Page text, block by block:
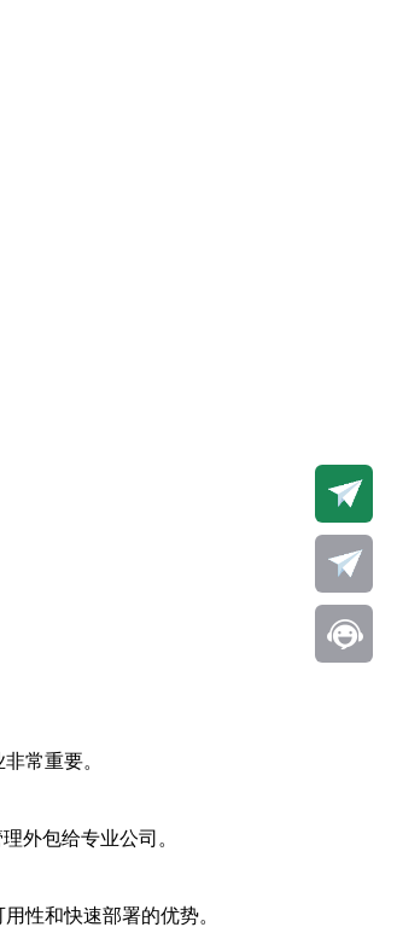
常重要。
外包给专业公司。
性和快速部署的优势。